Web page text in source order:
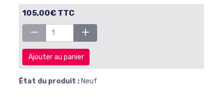
105,00€ TTC
Ajouter au panier
État du produit : Neuf